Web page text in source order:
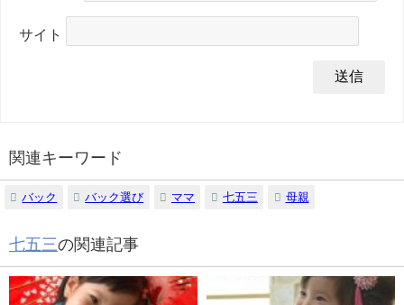
サイト
関連キーワード
バック バック選び ママ 七五三 母親
七五三の関連記事